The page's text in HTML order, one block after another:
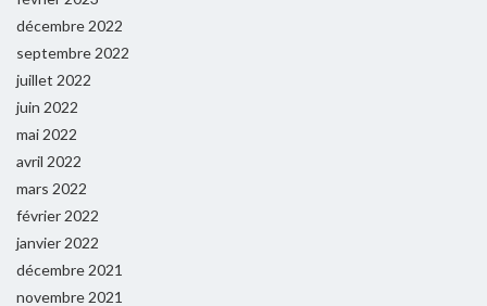
décembre 2022
septembre 2022
juillet 2022
juin 2022
mai 2022
avril 2022
mars 2022
février 2022
janvier 2022
décembre 2021
novembre 2021